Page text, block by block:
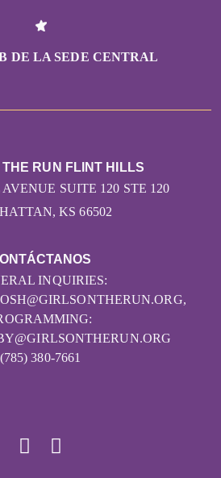
DE LA SEDE CENTRAL
INQUIRIES:
(785) 380-7661
RUN FLINT HILLS
SUITE 120 STE 120
KS 66502